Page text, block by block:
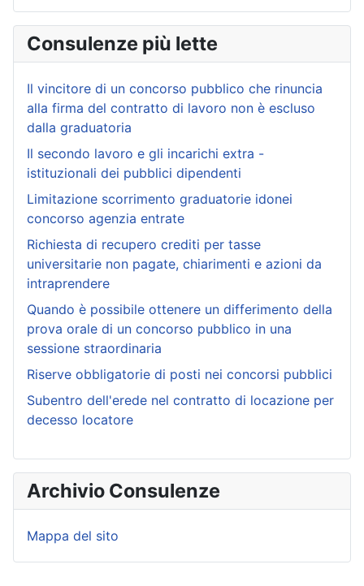
Consulenze più lette
Il vincitore di un concorso pubblico che rinuncia
alla firma del contratto di lavoro non è escluso
dalla graduatoria
Il secondo lavoro e gli incarichi extra -
istituzionali dei pubblici dipendenti
Limitazione scorrimento graduatorie idonei
concorso agenzia entrate
Richiesta di recupero crediti per tasse
universitarie non pagate, chiarimenti e azioni da
intraprendere
Quando è possibile ottenere un differimento della
prova orale di un concorso pubblico in una
sessione straordinaria
Riserve obbligatorie di posti nei concorsi pubblici
Subentro dell'erede nel contratto di locazione per
decesso locatore
Archivio Consulenze
Mappa del sito